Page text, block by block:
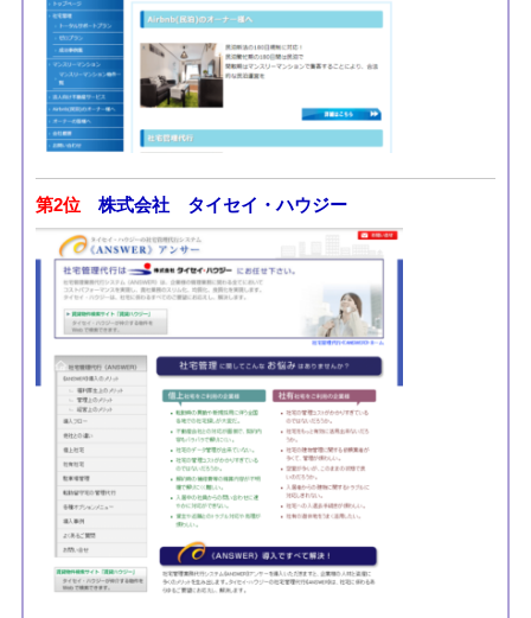
第2位 株式会社 タイセイ・ハウジー